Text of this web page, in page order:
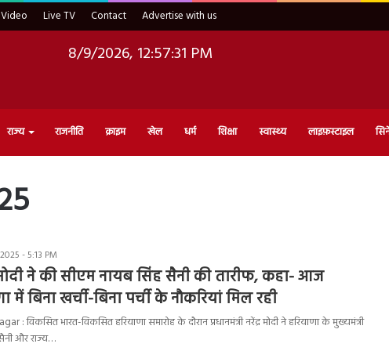
Video Live TV Contact Advertise with us
8/9/2026, 12:57:32 PM
राज्य राजनीति क्राइम खेल धर्म शिक्षा स्वास्थ्य लाइफ़स्टाइल
- 5:13 PM
ने की सीएम नायब सिंह सैनी की तारीफ, कहा- आज
में बिना खर्ची-बिना पर्ची के नौकरियां मिल रही
: विकसित भारत-विकसित हरियाणा समारोह के दौरान प्रधानमंत्री नरेंद्र मोदी ने हरियाणा के मुख्यमंत्री
और राज्य…